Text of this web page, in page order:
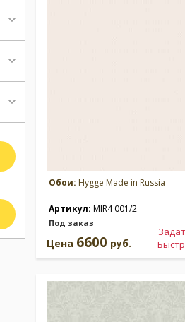
Обои: Hygge Made in Russia
Артикул: MIR4 001/2
Под заказ
Цена 6600 руб.